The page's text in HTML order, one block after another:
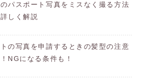
パスポート写真をミスなく撮る方法
しく解説
の写真を申請するときの髪型の注意
NGになる条件も！